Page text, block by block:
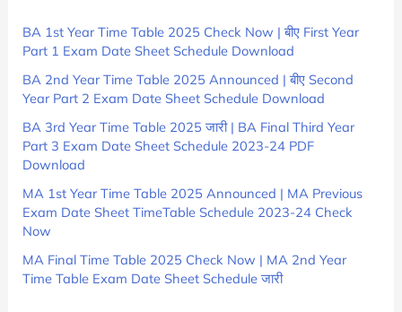
BA 1st Year Time Table 2025 Check Now | बीए First Year
Part 1 Exam Date Sheet Schedule Download
BA 2nd Year Time Table 2025 Announced | बीए Second
Year Part 2 Exam Date Sheet Schedule Download
BA 3rd Year Time Table 2025 जारी | BA Final Third Year
Part 3 Exam Date Sheet Schedule 2023-24 PDF
Download
MA 1st Year Time Table 2025 Announced | MA Previous
Exam Date Sheet TimeTable Schedule 2023-24 Check
Now
MA Final Time Table 2025 Check Now | MA 2nd Year
Time Table Exam Date Sheet Schedule जारी